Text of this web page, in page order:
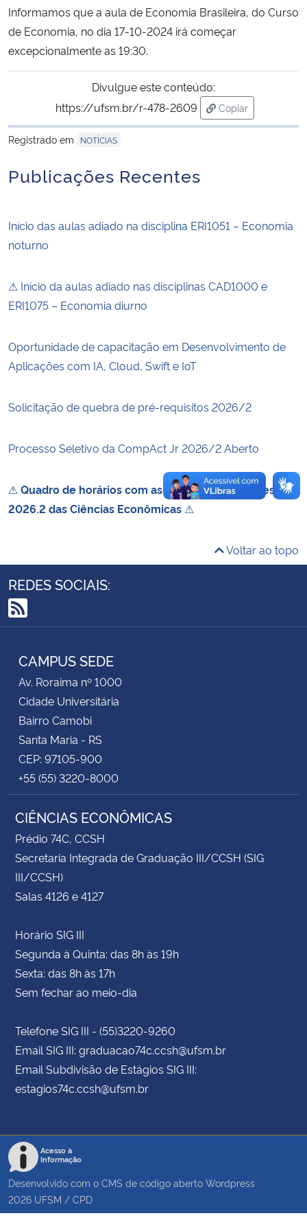
Ministério da Cidadania
Ministério da Saúde
Ministério de Minas e Energia
Ministério da Ciência, Tecnologia, Inovações e Comunicações
Ministério do Desenvolvimento Regional
Ministério da Mulher, da Família e dos Direitos Humanos
Secretaria de Governo
Gabinete de Segurança Institucional
Advocacia-Geral da União
Banco Central do Brasil
Informamos que a aula de Economia Brasileira, do Curso
de Economia, no dia 17-10-2024 irá começar
excepcionalmente as 19:30.
Divulgue este conteúdo:
https://ufsm.br/r-478-2609
Copiar
para área de
Registrado em
NOTÍCIAS
Publicações Recentes
Início das aulas adiado na disciplina ERI1051 – Economia
noturno
⚠ Início da aulas adiado nas disciplinas CAD1000 e
ERI1075 – Economia diurno
Oportunidade de capacitação em Desenvolvimento de
Aplicações com IA, Cloud, Swift e IoT
Solicitação de quebra de pré-requisitos 2026/2
Processo Seletivo da CompAct Jr 2026/2 Aberto
⚠ Quadro de horários com as disciplinas do semestre
2026.2 das Ciências Econômicas ⚠
Voltar ao topo
REDES SOCIAIS:
RSS
CAMPUS SEDE
Av. Roraima nº 1000
Cidade Universitária
Bairro Camobi
Santa Maria - RS
CEP: 97105-900
+55 (55) 3220-8000
CIÊNCIAS ECONÔMICAS
Prédio 74C, CCSH
Secretaria Integrada de Graduação III/CCSH (SIG
III/CCSH)
Salas 4126 e 4127
Horário SIG III
Segunda à Quinta: das 8h às 19h
Sexta: das 8h às 17h
Sem fechar ao meio-dia
Telefone SIG III - (55)3220-9260
Email SIG III: graduacao74c.ccsh@ufsm.br
Email Subdivisão de Estágios SIG III:
estagios74c.ccsh@ufsm.br
Acesso à
Informação
Desenvolvido com o CMS de código aberto Wordpress
2026 UFSM / CPD